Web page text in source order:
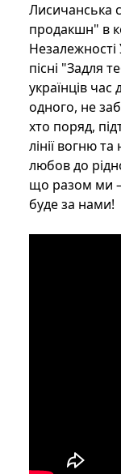
Лисичанська
продакшн" в
Незалежності
пісні "Задля
українців
одного, не
хто поряд,
лінії вогню
любов до
що разом ми –
буде за нами!